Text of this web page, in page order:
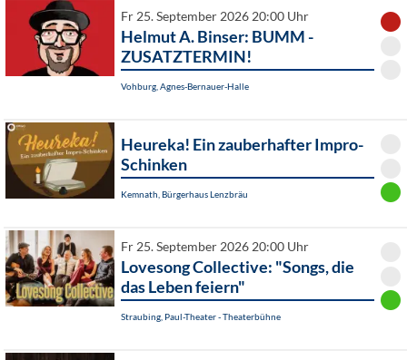
Fr 25. September 2026 20:00 Uhr
Helmut A. Binser: BUMM -
ZUSATZTERMIN!
Vohburg, Agnes-Bernauer-Halle
Heureka! Ein zauberhafter Impro-
Schinken
Kemnath, Bürgerhaus Lenzbräu
Fr 25. September 2026 20:00 Uhr
Lovesong Collective: "Songs, die
das Leben feiern"
Straubing, Paul-Theater - Theaterbühne